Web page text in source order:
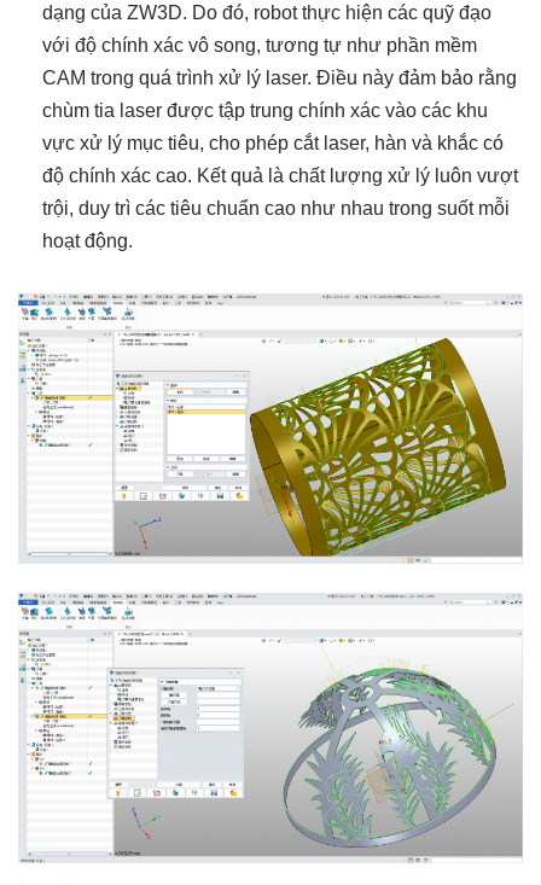
dạng của ZW3D. Do đó, robot thực hiện các quỹ đạo
với độ chính xác vô song, tương tự như phần mềm
CAM trong quá trình xử lý laser. Điều này đảm bảo rằng
chùm tia laser được tập trung chính xác vào các khu
vực xử lý mục tiêu, cho phép cắt laser, hàn và khắc có
độ chính xác cao. Kết quả là chất lượng xử lý luôn vượt
trội, duy trì các tiêu chuẩn cao như nhau trong suốt mỗi
hoạt động.